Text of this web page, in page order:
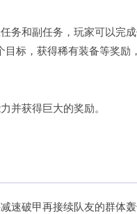
务和副任务，玩家可以完
标，获得稀有装备等奖励，
并获得巨大的奖励。
速破甲再接续队友的群体